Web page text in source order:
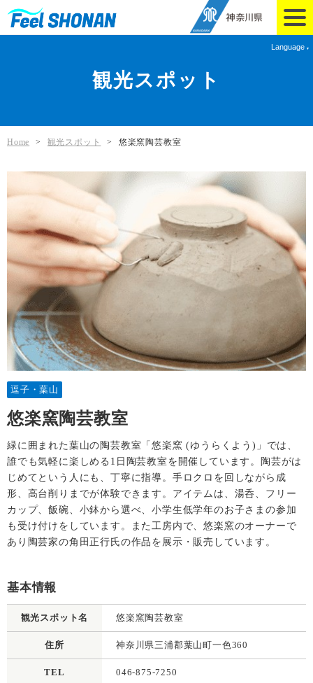
Language
観光スポット
Home > 観光スポット > 悠楽窯陶芸教室
逗子・葉山
悠楽窯陶芸教室
緑に囲まれた葉山の陶芸教室「悠楽窯 (ゆうらくよう)」では、
誰でも気軽に楽しめる1日陶芸教室を開催しています。陶芸がは
じめてという人にも、丁寧に指導。手ロクロを回しながら成
形、高台削りまでが体験できます。アイテムは、湯呑、フリー
カップ、飯碗、小鉢から選べ、小学生低学年のお子さまの参加
も受け付けをしています。また工房内で、悠楽窯のオーナーで
あり陶芸家の角田正行氏の作品を展示・販売しています。
基本情報
観光スポット名 悠楽窯陶芸教室
住所 神奈川県三浦郡葉山町一色360
TEL 046-875-7250